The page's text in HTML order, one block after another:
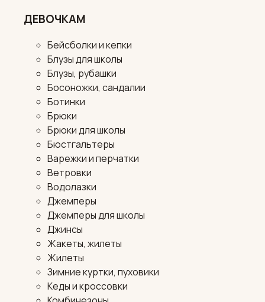
ДЕВОЧКАМ
Бейсболки и кепки
Блузы для школы
Блузы, рубашки
Босоножки, сандалии
Ботинки
Брюки
Брюки для школы
Бюстгальтеры
Варежки и перчатки
Ветровки
Водолазки
Джемперы
Джемперы для школы
Джинсы
Жакеты, жилеты
Жилеты
Зимние куртки, пуховики
Кеды и кроссовки